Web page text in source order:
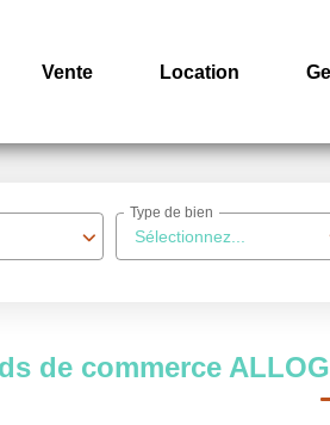
Vente Location
Sélectionnez...
Type de bien
de commerce